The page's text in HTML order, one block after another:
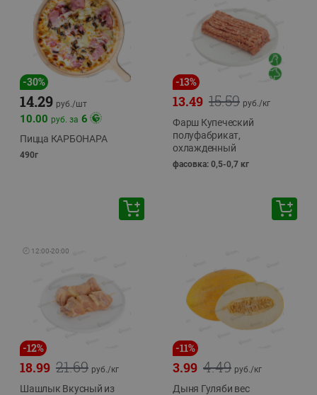
-30%
14.29 руб./шт
10.00 руб. за 6
Пицца КАРБОНАРА
490г
-13%
15.59
13.49 руб./кг
Фарш Купеческий
полуфабрикат,
охлажденный
фасовка: 0,5-0,7 кг
🕘 12:00-20:00
-12%
21.69
18.99 руб./кг
Шашлык Вкусный из
-11%
4.49
3.99 руб./кг
Дыня Гуляби вес